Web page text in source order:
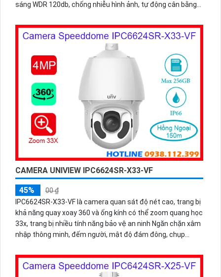
sáng WDR 120db, chống nhiễu hình ảnh, tự động cân bằng
CAMERA UNIVIEW IPC6624SR-X33-VF
45%
00 ₫
IPC6624SR-X33-VF là camera quan sát độ nét cao, trang bị
khả năng quay xoay 360 và ống kính có thể zoom quang học
33x, trang bị nhiều tính năng bảo vệ an ninh Ngăn chặn xâm
nhập thông minh, đếm người, mật độ đám đông, chụp